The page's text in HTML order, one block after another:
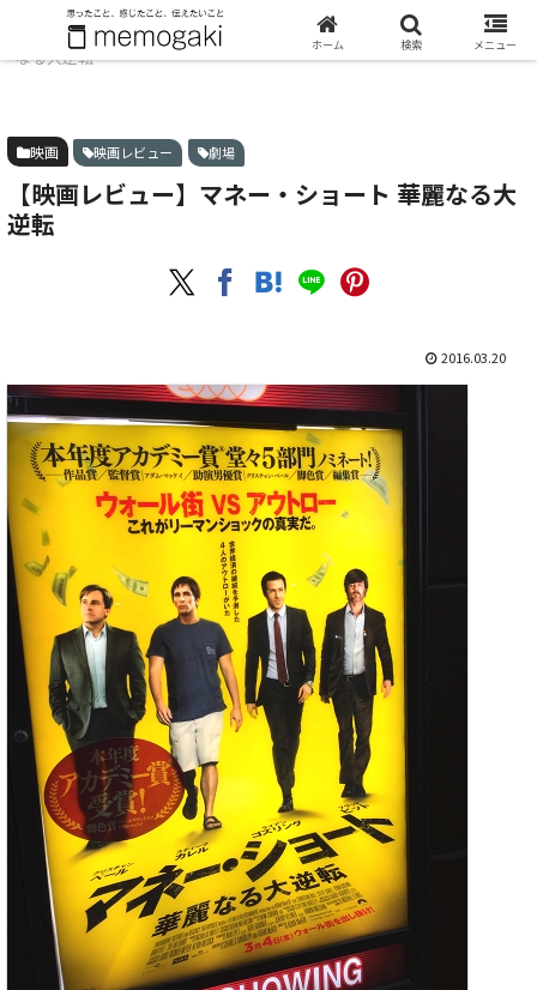
ホーム 映画
【映画レビュー】マネー・ショート 華麗
なる大逆転
映画 映画レビュー 劇場
【映画レビュー】マネー・ショート 華麗なる大
逆転
2016.03.20
ホーム 検索 メニュー